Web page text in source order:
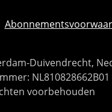
Duivendrecht,
NL810828662B01
voorbehouden